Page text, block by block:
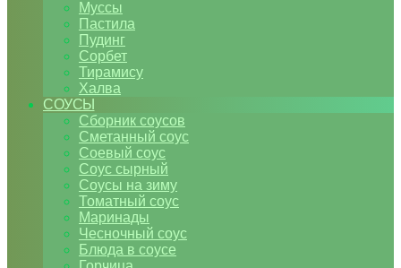
Муссы
Пастила
Пудинг
Сорбет
Тирамису
Халва
СОУСЫ
Сборник соусов
Сметанный соус
Соевый соус
Соус сырный
Соусы на зиму
Томатный соус
Маринады
Чесночный соус
Блюда в соусе